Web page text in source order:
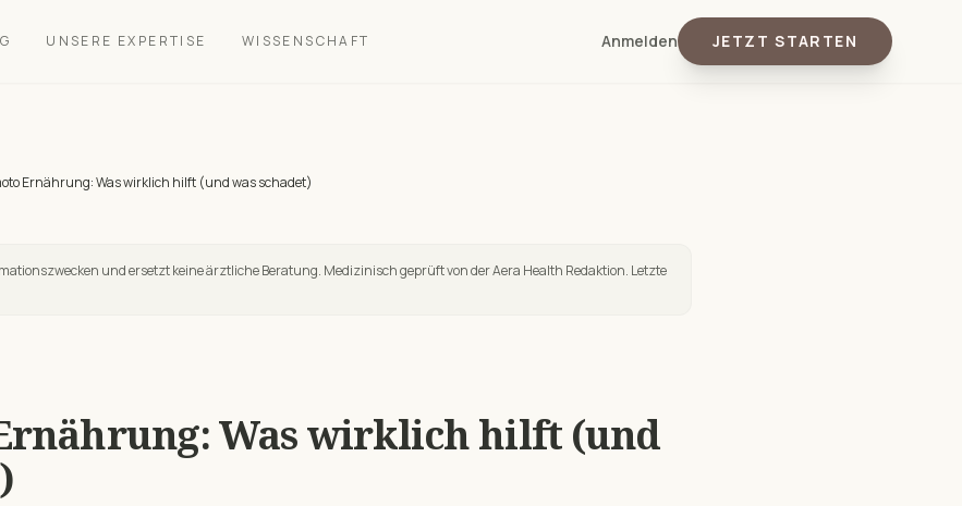
UNSERE EXPERTISE WISSENSCHAFT Anmelden JETZT STARTEN
Ernährung: Was wirklich hilft (und was schadet)
und ersetzt keine ärztliche Beratung. Medizinisch geprüft von der Aera Health Redaktion. Letzte
Was wirklich hilft (und